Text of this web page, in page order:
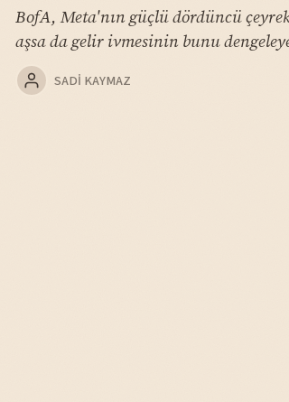
BofA, Meta'nın güçlü dördüncü
aşsa da gelir ivmesinin bunu
SADI KAYMAZ